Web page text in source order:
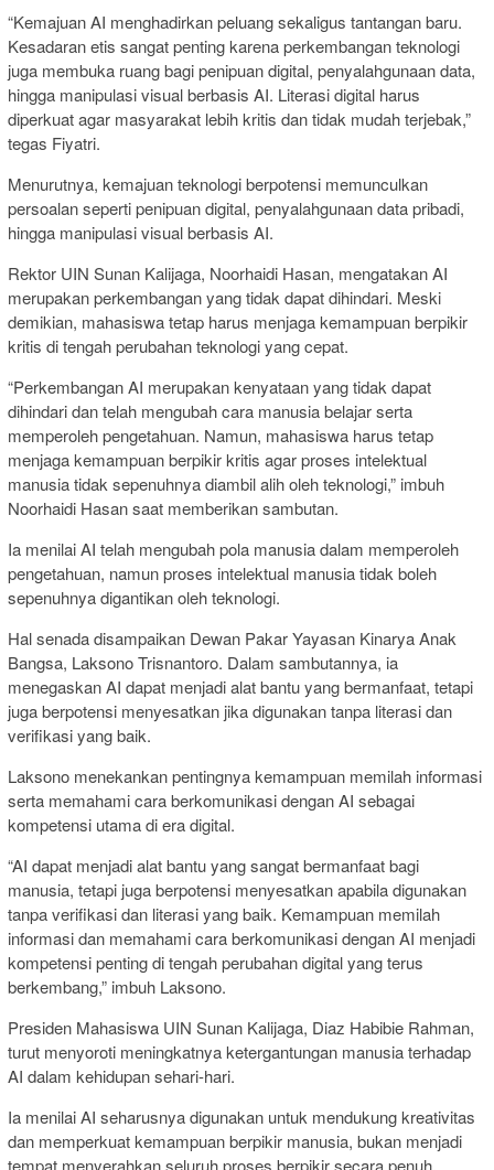
“Kemajuan AI menghadirkan peluang sekaligus tantangan baru.
Kesadaran etis sangat penting karena perkembangan teknologi
juga membuka ruang bagi penipuan digital, penyalahgunaan data,
hingga manipulasi visual berbasis AI. Literasi digital harus
diperkuat agar masyarakat lebih kritis dan tidak mudah terjebak,”
tegas Fiyatri.
Menurutnya, kemajuan teknologi berpotensi memunculkan
persoalan seperti penipuan digital, penyalahgunaan data pribadi,
hingga manipulasi visual berbasis AI.
Rektor UIN Sunan Kalijaga, Noorhaidi Hasan, mengatakan AI
merupakan perkembangan yang tidak dapat dihindari. Meski
demikian, mahasiswa tetap harus menjaga kemampuan berpikir
kritis di tengah perubahan teknologi yang cepat.
“Perkembangan AI merupakan kenyataan yang tidak dapat
dihindari dan telah mengubah cara manusia belajar serta
memperoleh pengetahuan. Namun, mahasiswa harus tetap
menjaga kemampuan berpikir kritis agar proses intelektual
manusia tidak sepenuhnya diambil alih oleh teknologi,” imbuh
Noorhaidi Hasan saat memberikan sambutan.
Ia menilai AI telah mengubah pola manusia dalam memperoleh
pengetahuan, namun proses intelektual manusia tidak boleh
sepenuhnya digantikan oleh teknologi.
Hal senada disampaikan Dewan PakarYayasan Kinarya Anak
Bangsa, Laksono Trisnantoro. Dalam sambutannya, ia
menegaskan AI dapat menjadi alat bantu yang bermanfaat, tetapi
juga berpotensi menyesatkan jika digunakan tanpa literasi dan
verifikasi yang baik.
Laksono menekankan pentingnya kemampuan memilah informasi
serta memahami cara berkomunikasi dengan AI sebagai
kompetensi utama di era digital.
“AI dapat menjadi alat bantu yang sangat bermanfaat bagi
manusia, tetapi juga berpotensi menyesatkan apabila digunakan
tanpa verifikasi dan literasi yang baik. Kemampuan memilah
informasi dan memahami cara berkomunikasi dengan AI menjadi
kompetensi penting di tengah perubahan digital yang terus
berkembang,” imbuh Laksono.
Presiden Mahasiswa UIN Sunan Kalijaga, Diaz Habibie Rahman,
turut menyoroti meningkatnya ketergantungan manusia terhadap
AI dalam kehidupan sehari-hari.
Ia menilai AI seharusnya digunakan untuk mendukung kreativitas
dan memperkuat kemampuan berpikir manusia, bukan menjadi
tempat menyerahkan seluruh proses berpikir secara penuh.